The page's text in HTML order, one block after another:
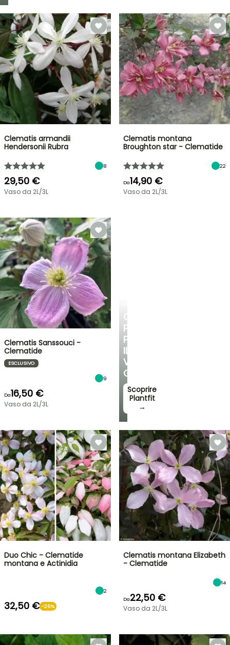
CONSIGLI
PERSONALIZZATI
PER
IL
VOSTRO
GIARDINO
Scoprire
Plantfit
→
Clematis armandii
Hendersonii Rubra
8
29,50 €
Vaso da 2L/3L
Clematis montana
Broughton star - Clematide
22
Da14,90 €
Vaso da 2L/3L
Clematis Sanssouci -
Clematide
ESCLUSIVO
9
Da16,50 €
Vaso da 2L/3L
Duo Chic - Clematide
montana e Actinidia
2
32,50 € -26%
Clematis montana Elizabeth
- Clematide
14
Da22,50 €
Vaso da 2L/3L